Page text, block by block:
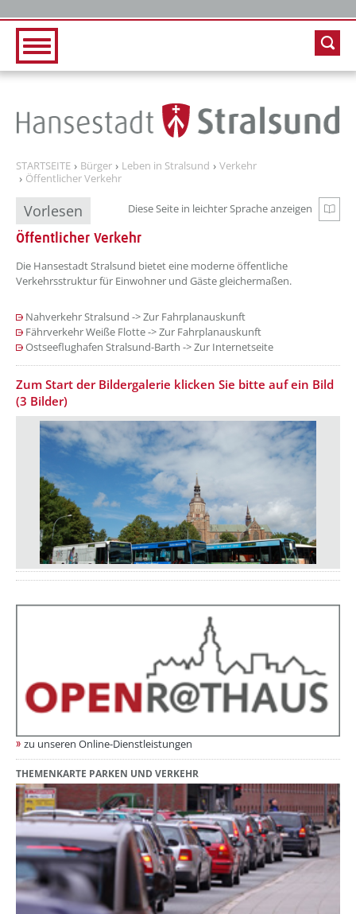
STARTSEITE Bürger Leben in Stralsund
Verkehr
Öffentlicher Verkehr
Vorlesen Diese Seite in leichter Sprache anzeigen
Zur
Öffentlicher Verkehr
??? absaetzeOben[1]/titel ???
Die Hansestadt Stralsund bietet eine moderne öffentliche
Verkehrsstruktur für Einwohner und Gäste gleichermaßen.
Nahverkehr Stralsund -> Zur Fahrplanauskunft
Fährverkehr Weiße Flotte -> Zur Fahrplanauskunft
Ostseeflughafen Stralsund-Barth -> Zur Internetseite
Zum Start der Bildergalerie klicken Sie bitte auf ein Bild
(3 Bilder)
zu unseren Online-Dienstleistungen
THEMENKARTE PARKEN UND VERKEHR